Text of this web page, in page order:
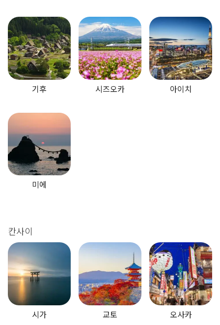
기후 시즈오카 아이치
미에
칸사이
시가 교토 오사카